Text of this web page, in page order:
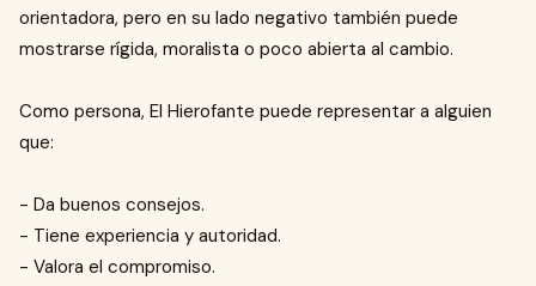
orientadora, pero en su lado negativo también puede
mostrarse rígida, moralista o poco abierta al cambio.
Como persona, El Hierofante puede representar a alguien
que:
- Da buenos consejos.
- Tiene experiencia y autoridad.
- Valora el compromiso.